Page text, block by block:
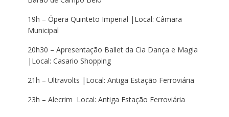
19h – Ópera Quinteto Imperial |Local: Câmara
Municipal
20h30 – Apresentação Ballet da Cia Dança e Magia
|Local: Casario Shopping
21h – Ultravolts |Local: Antiga Estação Ferroviária
23h – Alecrim Local: Antiga Estação Ferroviária